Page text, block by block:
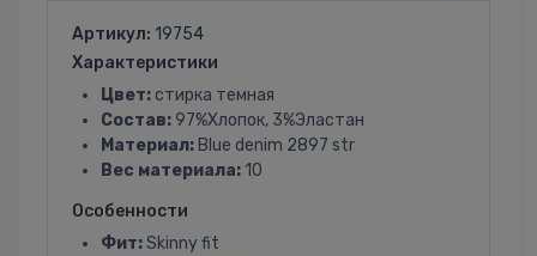
Артикул: 19754
Характеристики
Цвет: стирка темная
Состав: 97%Хлопок, 3%Эластан
Материал: Blue denim 2897 str
Вес материала: 10
Особенности
Фит:Skinny fit